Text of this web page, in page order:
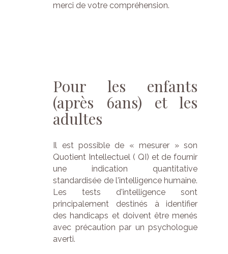
merci de votre compréhension.
Pour les
enfants
(après
6ans) et les
adultes
Il est possible de « mesurer » son
Quotient Intellectuel ( QI) et de fournir
une indication quantitative
standardisée de l'intelligence humaine.
Les tests d'intelligence sont
principalement destinés à identifier
des handicaps et doivent être menés
avec précaution par un psychologue
averti.